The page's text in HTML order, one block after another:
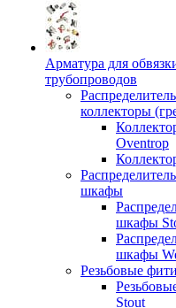
Арматура для
трубопроводов
коллекторы
Oventrop
шкафы
шкафы
шкафы
Резьбовые
Stout